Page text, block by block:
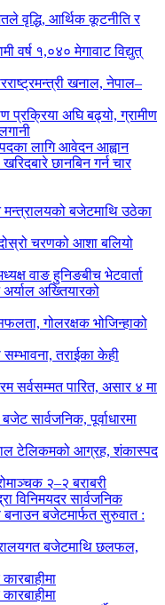
वृद्धि, आर्थिक कूटनीति र
वर्ष १,०४० मेगावाट विद्युत्
खनाल, नेपाल–
प्रक्रिया अघि बढ्यो, ग्रामीण
लागि आवेदन आह्वान
छानबिन गर्न चार
बजेटमाथि उठेका
चरणको आशा बलियो
वाङ हुनिङबीच भेटवार्ता
अर्याल अख्तियारको
गोलरक्षक भोजिन्हाको
सम्भावना, तराईका केही
सर्वसम्मत पारित, असार ४ मा
सार्वजनिक, पूर्वाधारमा
टेलिकमको आग्रह, शंकास्पद
२–२ बराबरी
विनिमयदर सार्वजनिक
बनाउन बजेटमार्फत सुरुवात :
बजेटमाथि छलफल,